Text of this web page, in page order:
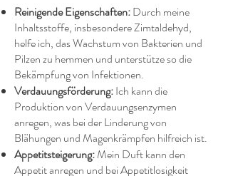
Reinigende Eigenschaften:Durch meine
Inhaltsstoffe, insbesondere Zimtaldehyd,
helfe ich, das Wachstum von Bakterien und
Pilzen zu hemmen und unterstütze so die
Bekämpfung von Infektionen. ​
Verdauungsförderung:Ich kann die
Produktion von Verdauungsenzymen
anregen, was bei der Linderung von
Blähungen und Magenkrämpfen hilfreich ist.
Appetitsteigerung:Mein Duft kann den
Appetit anregen und bei Appetitlosigkeit